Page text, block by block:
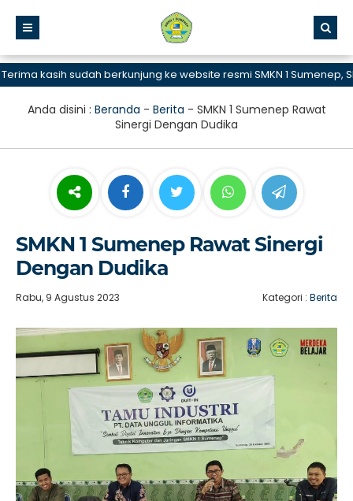
kasih sudah berkunjung ke website resmi SMKN 1 Sumenep, SMK
Anda disini : Beranda - Berita - SMKN 1 Sumenep Rawat
Sinergi Dengan Dudika
SMKN 1 Sumenep Rawat Sinergi
Dengan Dudika
Rabu, 9 Agustus 2023 Kategori : Berita